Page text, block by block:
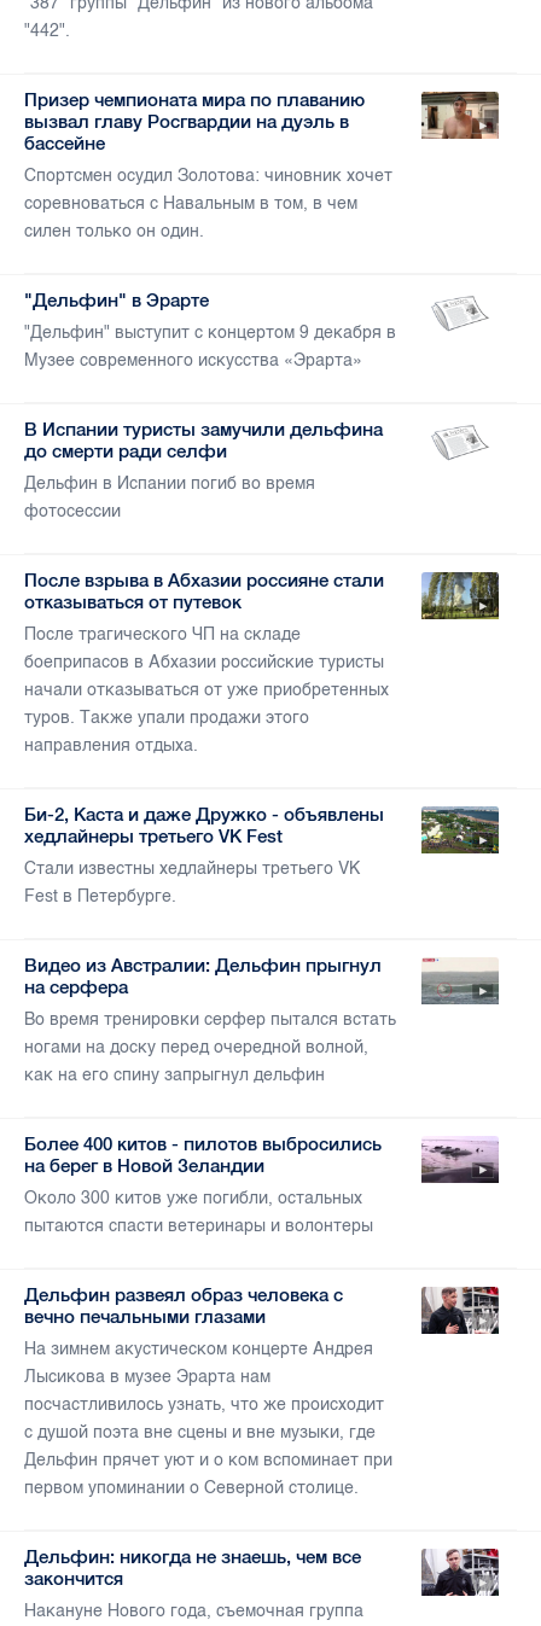
"442".
Призер чемпионата мира по плаванию
вызвал главу Росгвардии на дуэль в
бассейне
Спортсмен осудил Золотова: чиновник хочет
соревноваться с Навальным в том, в чем
силен только он один.
"Дельфин" в Эрарте
"Дельфин" выступит с концертом 9 декабря в
Музее современного искусства «Эрарта»
В Испании туристы замучили дельфина
до смерти ради селфи
Дельфин в Испании погиб во время
фотосессии
После взрыва в Абхазии россияне стали
отказываться от путевок
После трагического ЧП на складе
боеприпасов в Абхазии российские туристы
начали отказываться от уже приобретенных
туров. Также упали продажи этого
направления отдыха.
Би-2, Каста и даже Дружко - объявлены
хедлайнеры третьего VK Fest
Стали известны хедлайнеры третьего VK
Fest в Петербурге.
Видео из Австралии: Дельфин прыгнул
на серфера
Во время тренировки серфер пытался встать
ногами на доску перед очередной волной,
как на его спину запрыгнул дельфин
Более 400 китов - пилотов выбросились
на берег в Новой Зеландии
Около 300 китов уже погибли, остальных
пытаются спасти ветеринары и волонтеры
Дельфин развеял образ человека с
вечно печальными глазами
На зимнем акустическом концерте Андрея
Лысикова в музее Эрарта нам
посчастливилось узнать, что же происходит
с душой поэта вне сцены и вне музыки, где
Дельфин прячет уют и о ком вспоминает при
первом упоминании о Северной столице.
Дельфин: никогда не знаешь, чем все
закончится
Накануне Нового года, съемочная группа